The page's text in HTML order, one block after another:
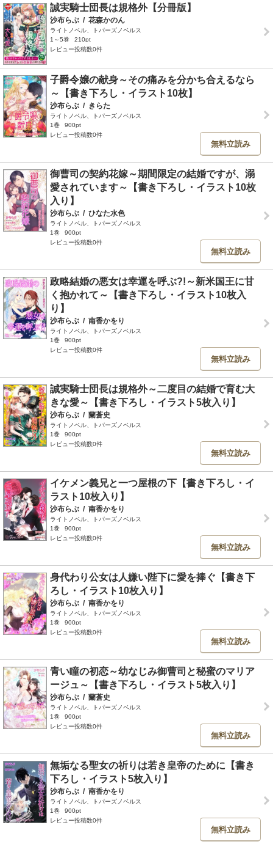
誠実騎士団長は規格外【分冊版】
沙布らぶ / 花森かのん
ライトノベル、トパーズノベルス
1～5巻
210pt
レビュー投稿数0件
子爵令嬢の献身～その痛みを分かち合えるなら
～【書き下ろし・イラスト10枚】
沙布らぶ / きらた
ライトノベル、トパーズノベルス
1巻
900pt
レビュー投稿数0件
無料立読み
御曹司の契約花嫁～期間限定の結婚ですが、溺
愛されています～【書き下ろし・イラスト10枚
入り】
沙布らぶ / ひなた水色
ライトノベル、トパーズノベルス
1巻
900pt
レビュー投稿数0件
無料立読み
政略結婚の悪女は幸運を呼ぶ?!～新米国王に甘
く抱かれて～【書き下ろし・イラスト10枚入
り】
沙布らぶ / 南香かをり
ライトノベル、トパーズノベルス
1巻
900pt
レビュー投稿数0件
無料立読み
誠実騎士団長は規格外～二度目の結婚で育む大
きな愛～【書き下ろし・イラスト5枚入り】
沙布らぶ / 蘭蒼史
ライトノベル、トパーズノベルス
1巻
900pt
レビュー投稿数0件
無料立読み
イケメン義兄と一つ屋根の下【書き下ろし・イ
ラスト10枚入り】
沙布らぶ / 南香かをり
ライトノベル、トパーズノベルス
1巻
900pt
レビュー投稿数0件
無料立読み
身代わり公女は人嫌い陛下に愛を捧ぐ【書き下
ろし・イラスト10枚入り】
沙布らぶ / 南香かをり
ライトノベル、トパーズノベルス
1巻
900pt
レビュー投稿数0件
無料立読み
青い瞳の初恋～幼なじみ御曹司と秘蜜のマリア
ージュ～【書き下ろし・イラスト5枚入り】
沙布らぶ / 蘭蒼史
ライトノベル、トパーズノベルス
1巻
900pt
レビュー投稿数0件
無料立読み
無垢なる聖女の祈りは若き皇帝のために【書き
下ろし・イラスト5枚入り】
沙布らぶ / 南香かをり
ライトノベル、トパーズノベルス
1巻
900pt
レビュー投稿数0件
無料立読み